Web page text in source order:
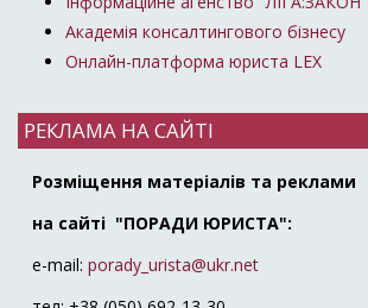
Академія консалтингового бізнесу
Онлайн-платформа юриста LEX
РЕКЛАМА НА САЙТІ
Розміщення матеріалів та реклами
на сайті "ПОРАДИ ЮРИСТА":
e-mail: porady_urista@ukr.net